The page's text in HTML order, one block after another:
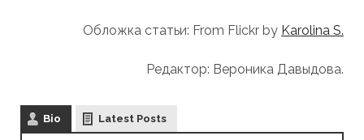
Обложка статьи: From Flickr by Karolina S.
Редактор: Вероника Давыдова.
Bio Latest Posts